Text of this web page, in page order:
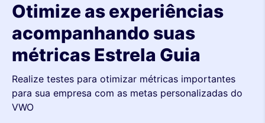
Otimize as experiências
acompanhando suas
métricas Estrela Guia
Realize testes para otimizar métricas importantes
para sua empresa com as metas personalizadas do
VWO